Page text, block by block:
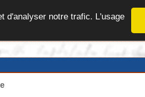
d'analyser notre trafic. L'usage